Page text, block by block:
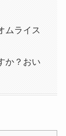
ムライス
か？おい